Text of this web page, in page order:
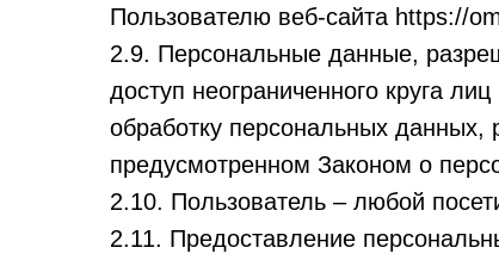
Пользователю веб-сайта https://
2.9. Персональные данные,
доступ неограниченного круга
обработку персональных
предусмотренном Законом о
2.10. Пользователь – любой
2.11. Предоставление